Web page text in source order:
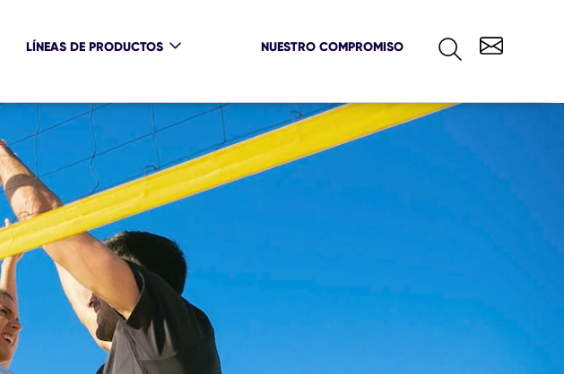
LÍNEAS DE PRODUCTOS NUESTRO COMPROMISO